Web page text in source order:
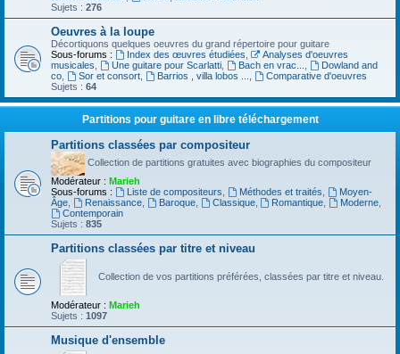
Sujets : 276
Oeuvres à la loupe
Décortiquons quelques oeuvres du grand répertoire pour guitare
Sous-forums :
Index des œuvres étudiées
Analyses d'oeuvres
musicales
Une guitare pour Scarlatti, Bach en vrac...
Dowland and
co
Sor et consort, Barrios , villa lobos ...
Comparative d'oeuvres
Sujets : 64
Partitions pour guitare en libre téléchargement
Partitions classées par compositeur
Collection de partitions gratuites avec biographies du compositeur
Modérateur : Marieh
Sous-forums :
Liste de compositeurs Méthodes et traités
Moyen-
Âge
Renaissance, Baroque, Classique, Romantique Moderne
Contemporain
Sujets : 835
Partitions classées par titre et niveau
Collection de vos partitions préférées, classées par titre et niveau.
Modérateur : Marieh
Sujets : 1097
Musique d'ensemble